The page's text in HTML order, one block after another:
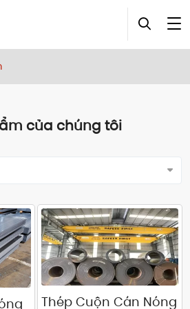
của chúng tôi
Thép Cuộn Cán Nóng